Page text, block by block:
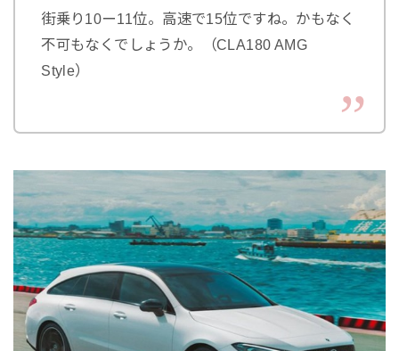
街乗り10ー11位。高速で15位ですね。かもなく
不可もなくでしょうか。（CLA180 AMG
Style）